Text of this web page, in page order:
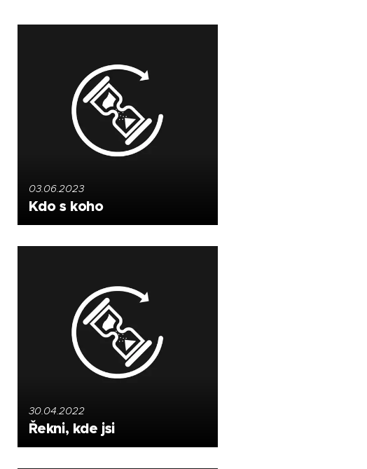
03.06.2023
Kdo s koho
30.04.2022
Řekni, kde jsi